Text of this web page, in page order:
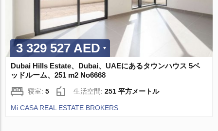
3 329 527 AED
Dubai Hills Estate、Dubai、UAEにあるタウンハウス 5ベ
ッドルーム、251 m2 No6668
寝室:5 生活空間:251 平方メートル
Mi CASA REAL ESTATE BROKERS